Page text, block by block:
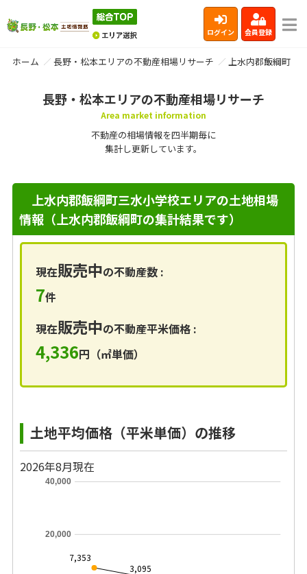
ログイン 会員登録
ホーム 長野・松本エリアの不動産相場リサーチ 上水内郡飯綱町
長野・松本エリアの不動産相場リサーチ
Area market information
不動産の相場情報を四半期毎に
集計し更新しています。
上水内郡飯綱町三水小学校エリアの土地相場
情報（上水内郡飯綱町の集計結果です）
現在販売中の不動産数 :
7件
現在販売中の不動産平米価格 :
4,336円（㎡単価）
土地平均価格（平米単価）の推移
2026年8月現在
20,000
40,000
7,353
3,095